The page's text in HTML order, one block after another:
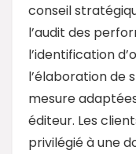
conseil
l’audit des
l’identification
l’élaboration de
mesure
éditeur. Les
privilégié à une